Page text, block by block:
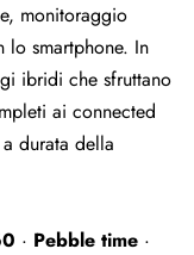
monitoraggio
lo smartphone. In
ibridi che sfruttano
ai connected
durata della
· Pebble time ·